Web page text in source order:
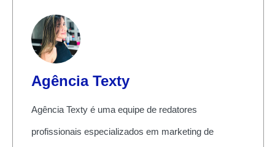
Agência Texty
Agência Texty é uma equipe de redatores
profissionais especializados em marketing de